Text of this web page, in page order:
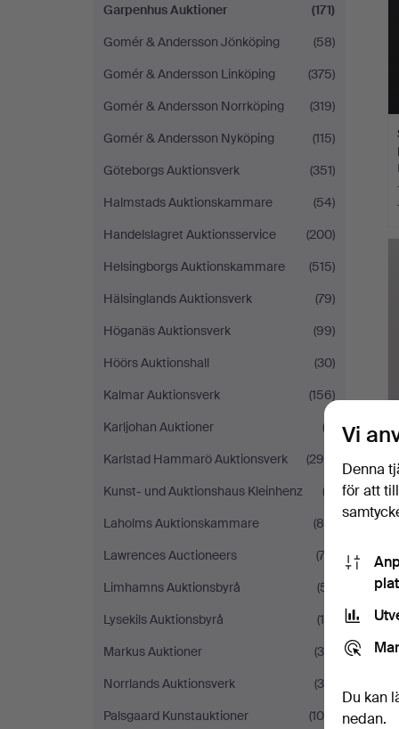
Garpenhus Auktioner
(171)
Gomér & Andersson Jönköping
(58)
Gomér & Andersson Linköping
(375)
Gomér & Andersson Norrköping
(319)
Gomér & Andersson Nyköping
(115)
Göteborgs Auktionsverk
(351)
Halmstads Auktionskammare
(54)
Handelslagret Auktionsservice
(200)
Helsingborgs Auktionskammare
(515)
Hälsinglands Auktionsverk
(79)
Höganäs Auktionsverk
(99)
Höörs Auktionshall
(30)
Kalmar Auktionsverk
(156)
Karljohan Auktioner
(3)
Karlstad Hammarö Auktionsverk
(294)
Kunst- und Auktionshaus Kleinhenz
(2)
Laholms Auktionskammare
(84)
Lawrences Auctioneers
(74)
Limhamns Auktionsbyrå
(51)
Lysekils Auktionsbyrå
(14)
Markus Auktioner
(34)
Norrlands Auktionsverk
(38)
Palsgaard Kunstauktioner
(106)
Vi
Denna
för att
Du kan
nedan.